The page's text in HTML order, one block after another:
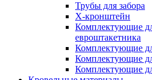
Трубы для забора
Х-кронштейн
Комплектующие
евроштакетника
Комплектующие
Комплектующие
Комплектующие